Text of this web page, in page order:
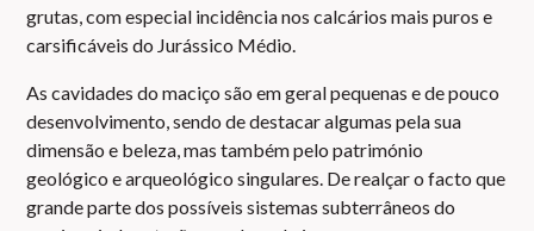
grutas, com especial incidência nos calcários mais puros e
carsificáveis do Jurássico Médio.
As cavidades do maciço são em geral pequenas e de pouco
desenvolvimento, sendo de destacar algumas pela sua
dimensão e beleza, mas também pelo património
geológico e arqueológico singulares. De realçar o facto que
grande parte dos possíveis sistemas subterrâneos do